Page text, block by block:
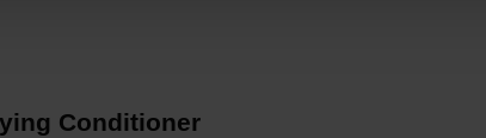
Conditioner